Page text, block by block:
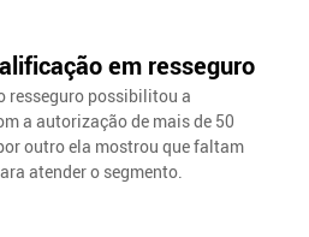
em resseguro
resseguro possibilitou a
a autorização de mais de 50
outro ela mostrou que faltam
atender o segmento.